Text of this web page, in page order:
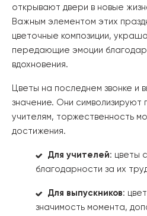
открывают двери в новые
Важным элементом этих
цветочные композиции,
передающие эмоции
вдохновения.
Цветы на последнем звонке
значение. Они символизируют
учителям, торжественность
достижения.
Для учителей: цветы
благодарности за их
Для выпускников:
значимость момента,